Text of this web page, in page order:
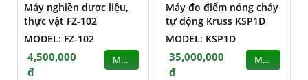
Máy nghiền dược liệu,
thực vật FZ-102
MODEL: FZ-102
4,500,000
đ
MUA
Máy đo điểm nóng chảy
tự động Kruss KSP1D
MODEL: KSP1D
35,000,000
đ
MUA